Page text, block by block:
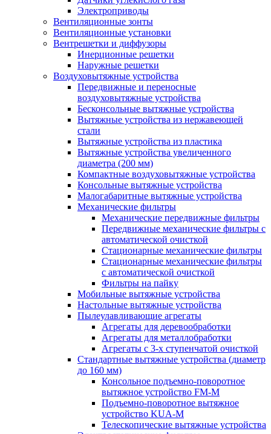
Электроприводы
Вентиляционные зонты
Вентиляционные установки
Вентрешетки и диффузоры
Инерционные решетки
Наружные решетки
Воздуховытяжные устройства
Передвижные и переносные
воздуховытяжные устройства
Бесконсольные вытяжные устройства
Вытяжные устройства из нержавеющей
стали
Вытяжные устройства из пластика
Вытяжные устройства увеличенного
диаметра (200 мм)
Компактные воздуховытяжные устройства
Консольные вытяжные устройства
Малогабаритные вытяжные устройства
Механические фильтры
Механические передвижные фильтры
Передвижные механические фильтры с
автоматической очисткой
Стационарные механические фильтры
Стационарные механические фильтры
с автоматической очисткой
Фильтры на пайку
Мобильные вытяжные устройства
Настольные вытяжные устройства
Пылеулавливающие агрегаты
Агрегаты для деревообработки
Агрегаты для металлобработки
Агрегаты с 3-х ступенчатой очисткой
Стандартные вытяжные устройства (диаметр
до 160 мм)
Консольное подъемно-поворотное
вытяжное устройство FM-M
Подъемно-поворотное вытяжное
устройство KUA-M
Телескопические вытяжные устройства